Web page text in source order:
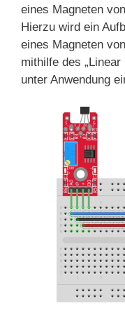
eines Magneten
Hierzu wird ein
eines Magneten
mithilfe des
unter Anwendung